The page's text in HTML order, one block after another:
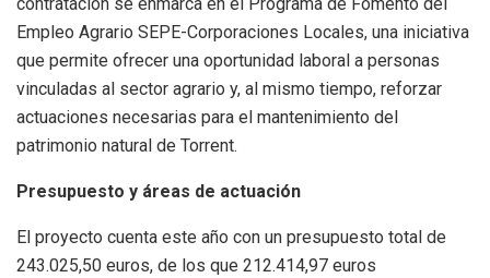
Empleo Agrario SEPE-Corporaciones Locales, una iniciativa
que permite ofrecer una oportunidad laboral a personas
vinculadas al sector agrario y, al mismo tiempo, reforzar
actuaciones necesarias para el mantenimiento del
patrimonio natural de Torrent.
Presupuesto y áreas de actuación
El proyecto cuenta este año con un presupuesto total de
243.025,50 euros, de los que 212.414,97 euros